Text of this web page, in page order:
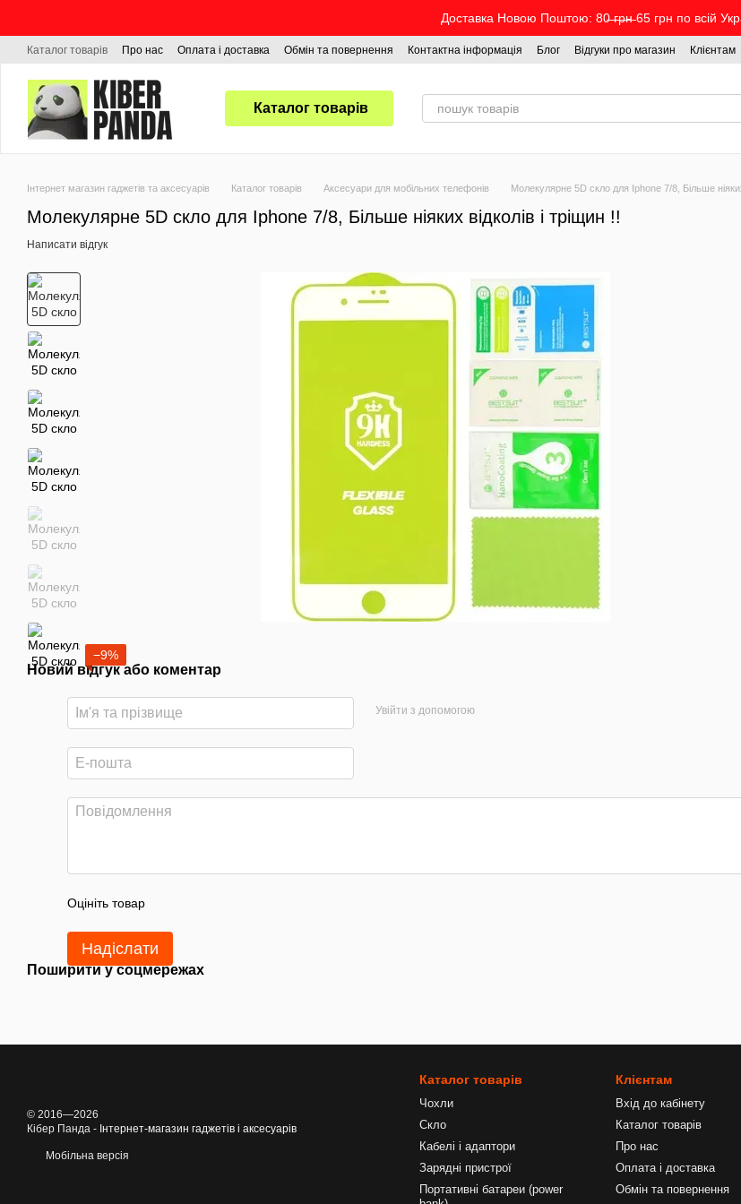
Доставка Новою Поштою: 80̶ ̶г̶р̶н̶ 65 грн по всій
Каталог товарів Про нас Оплата і доставка Обмін та повернення Контактна інформація Блог Відгуки про магазин Клієнтам
Каталог товарів
Інтернет магазин гаджетів та аксесуарів Каталог товарів Аксесуари для мобільних телефонів Молекулярне 5D скло для Iphone 7/8, Більше ніяких
Молекулярне 5D скло для Iphone 7/8, Більше ніяких відколів і тріщин !!
Написати відгук
−9%
Новий відгук або коментар
Увійти з допомогою
Оцініть товар
Надіслати
Поширити у соцмережах
© 2016—2026
Кібер Панда - Інтернет-магазин гаджетів і аксесуарів
Мобільна версія
Каталог товарів
Чохли
Скло
Кабелі і адаптори
Зарядні пристрої
Портативні батареи (power
Клієнтам
Вхід до кабінету
Каталог товарів
Про нас
Оплата і доставка
Обмін та повернення